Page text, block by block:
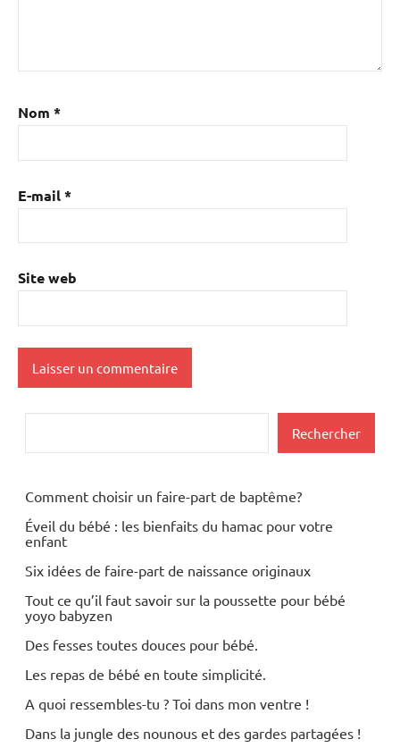
Nom *
E-mail*
Site web
Rechercher
Comment choisir un faire-part de baptême?
Éveil du bébé : les bienfaits du hamac pour votre
enfant
Six idées de faire-part de naissance originaux
Tout ce qu’il faut savoir sur la poussette pour bébé
yoyo babyzen
Des fesses toutes douces pour bébé.
Les repas de bébé en toute simplicité.
A quoi ressembles-tu ? Toi dans mon ventre !
Dans la jungle des nounous et des gardes partagées !